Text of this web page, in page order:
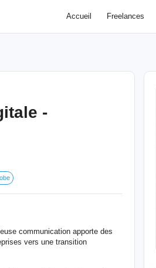
Accueil Freelances
-
communication apporte des
vers une transition